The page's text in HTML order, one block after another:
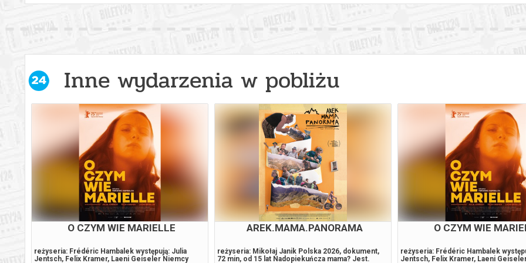
Inne wydarzenia w pobliżu
O CZYM WIE MARIELLE
reżyseria: Frédéric Hambalek występują: Julia
Jentsch, Felix Kramer, Laeni Geiseler Niemcy
AREK.MAMA.PANORAMA
reżyseria: Mikołaj Janik Polska 2026, dokument,
72 min, od 15 lat Nadopiekuńcza mama? Jest.
O CZYM WIE
reżyseria: Frédéric Hambalek
Jentsch, Felix Kramer, Laeni